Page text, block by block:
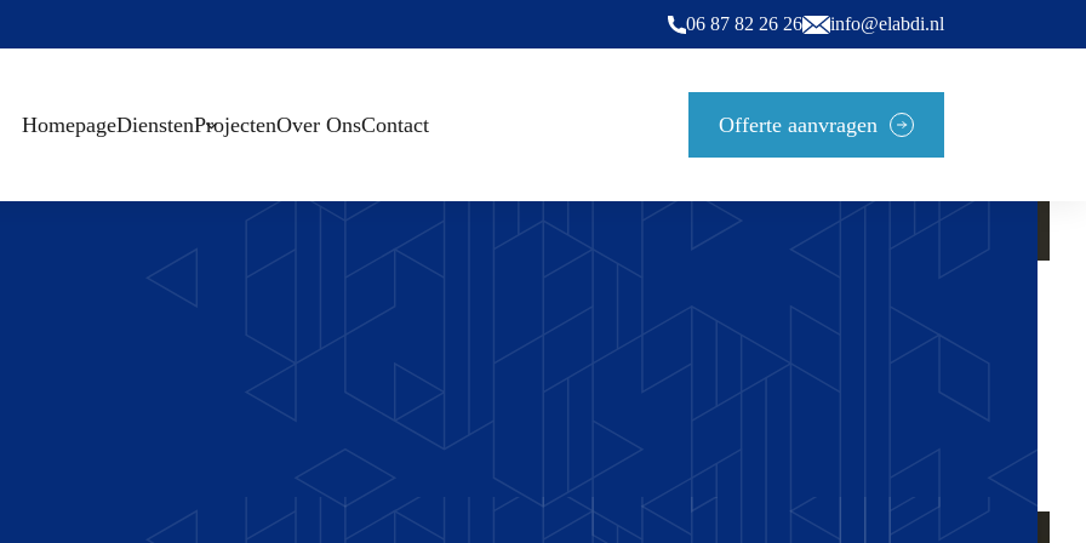
06 87 82 26 26 info@elabdi.nl
HomepageDienstenProjectenOver OnsContact Offerte aanvragen
Aannemersbedrijf El abdi
5.0
Gebaseerd op 29 beoordelingen
powered byG
beoordeel ons op
Beverwijk